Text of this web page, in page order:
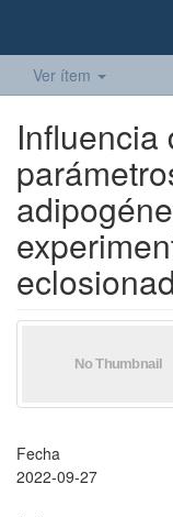
Ver ítem
Influencia
Fecha
2022-09-27